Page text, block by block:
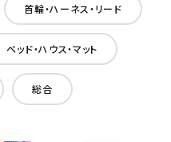
首輪・ハーネス・リード
ベッド・ハウス・マット
総合